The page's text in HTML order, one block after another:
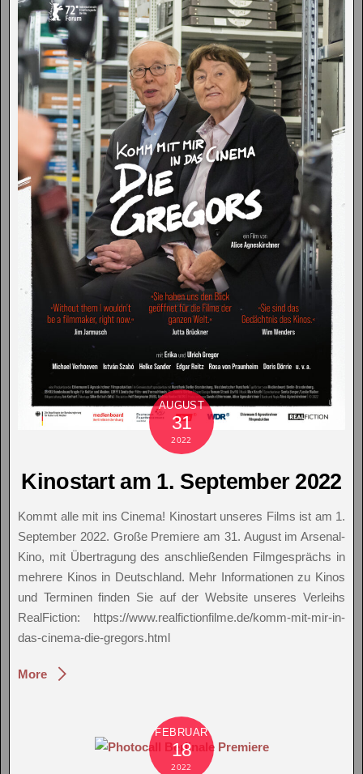
AUGUST
31
2022
Kinostart am 1. September 2022
Kommt alle mit ins Cinema! Kinostart unseres Films ist am 1.
September 2022. Große Premiere am 31. August im Arsenal-
Kino, mit Übertragung des anschließenden Filmgesprächs in
mehrere Kinos in Deutschland. Mehr Informationen zu Kinos
und Terminen finden Sie auf der Website unseres Verleihs
RealFiction: https://www.realfictionfilme.de/komm-mit-mir-in-
das-cinema-die-gregors.html
More
FEBRUAR
18
2022